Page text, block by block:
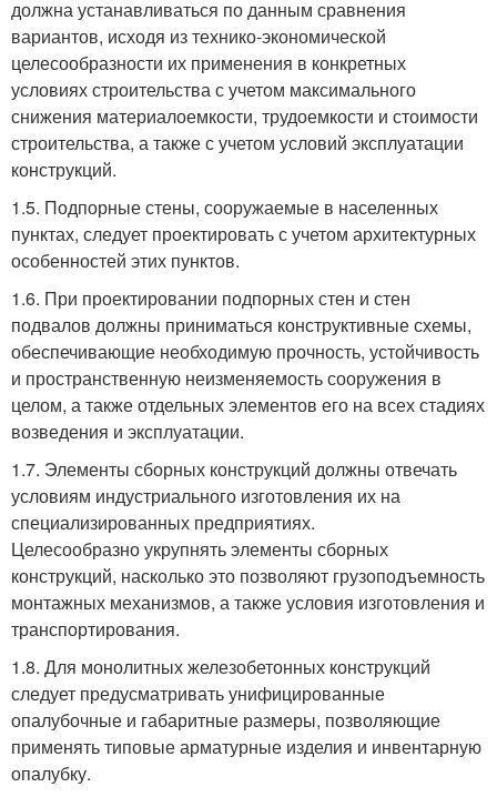
должна устанавливаться по данным сравнения
вариантов, исходя из технико-экономической
целесообразности их применения в конкретных
условиях строительства с учетом максимального
снижения материалоемкости, трудоемкости и стоимости
строительства, а также с учетом условий эксплуатации
конструкций.
1.5. Подпорные стены, сооружаемые в населенных
пунктах, следует проектировать с учетом архитектурных
особенностей этих пунктов.
1.6. При проектировании подпорных стен и стен
подвалов должны приниматься конструктивные схемы,
обеспечивающие необходимую прочность, устойчивость
и пространственную неизменяемость сооружения в
целом, а также отдельных элементов его на всех стадиях
возведения и эксплуатации.
1.7. Элементы сборных конструкций должны отвечать
условиям индустриального изготовления их на
специализированных предприятиях.
Целесообразно укрупнять элементы сборных
конструкций, насколько это позволяют грузоподъемность
монтажных механизмов, а также условия изготовления и
транспортирования.
1.8. Для монолитных железобетонных конструкций
следует предусматривать унифицированные
опалубочные и габаритные размеры, позволяющие
применять типовые арматурные изделия и инвентарную
опалубку.